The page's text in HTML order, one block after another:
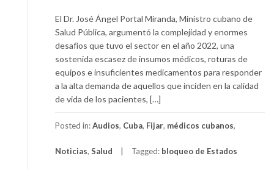
El Dr. José Ángel Portal Miranda, Ministro cubano de
Salud Pública, argumentó la complejidad y enormes
desafíos que tuvo el sector en el año 2022, una
sostenida escasez de insumos médicos, roturas de
equipos e insuficientes medicamentos para responder
a la alta demanda de aquellos que inciden en la calidad
de vida de los pacientes, […]
Posted in:Audios, Cuba, Fijar, médicos cubanos,
Noticias, Salud Tagged: bloqueo de Estados